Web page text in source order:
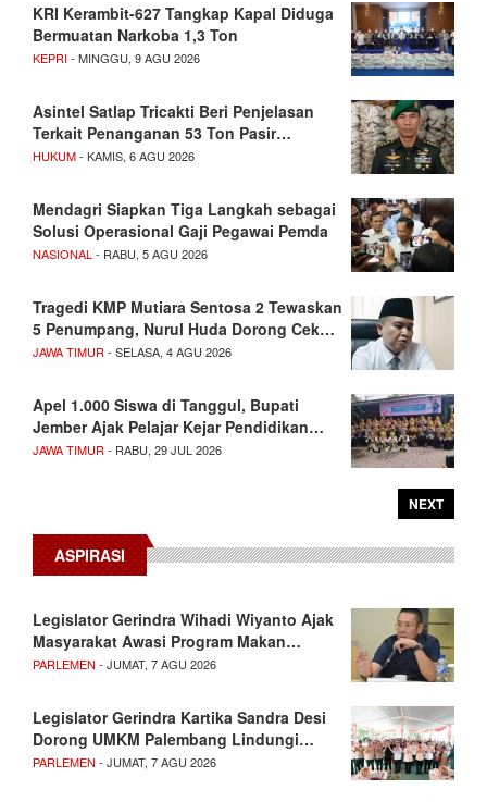
KRI Kerambit-627 Tangkap Kapal Diduga
Bermuatan Narkoba 1,3 Ton
KEPRI- MINGGU, 9 AGU 2026
Asintel Satlap Tricakti Beri Penjelasan
Terkait Penanganan 53 Ton Pasir…
HUKUM- KAMIS, 6 AGU 2026
Mendagri Siapkan Tiga Langkah sebagai
Solusi Operasional Gaji Pegawai Pemda
NASIONAL - RABU, 5 AGU 2026
Tragedi KMP Mutiara Sentosa 2 Tewaskan
5 Penumpang, Nurul Huda Dorong Cek…
JAWA TIMUR - SELASA, 4 AGU 2026
Apel 1.000 Siswa di Tanggul, Bupati
Jember Ajak Pelajar Kejar Pendidikan…
JAWA TIMUR - RABU, 29 JUL 2026
NEXT
ASPIRASI
Legislator Gerindra Wihadi Wiyanto Ajak
Masyarakat Awasi Program Makan…
PARLEMEN - JUMAT, 7 AGU 2026
Legislator Gerindra Kartika Sandra Desi
Dorong UMKM Palembang Lindungi…
PARLEMEN - JUMAT, 7 AGU 2026